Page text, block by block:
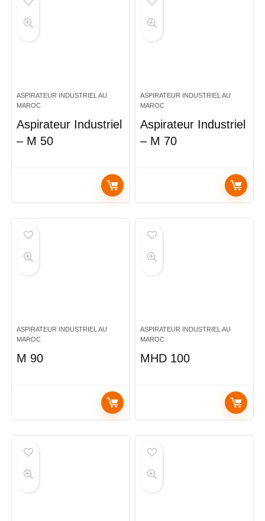
ASPIRATEUR INDUSTRIEL AU
MAROC
Aspirateur Industriel
– M 50
ASPIRATEUR INDUSTRIEL AU
MAROC
Aspirateur Industriel
– M 70
ASPIRATEUR INDUSTRIEL AU
MAROC
M 90
ASPIRATEUR INDUSTRIEL AU
MAROC
MHD 100